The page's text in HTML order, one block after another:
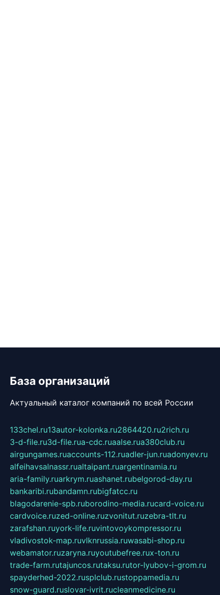
База организаций
Актуальный каталог компаний по всей России
133chel.ru13autor-kolonka.ru2864420.ru2rich.ru
3-d-file.ru3d-file.rua-cdc.ruaalse.rua380club.ru
airgungames.ruaccounts-112.ruadler-jun.ruadonyev.ru
alfeihavsalnassr.rualtaipant.ruargentinamia.ru
aria-family.ruarkrym.ruashanet.rubelgorod-day.ru
bankaribi.rubandamn.rubigfatcc.ru
blagodarenie-spb.ruborodino-media.rucard-voice.ru
cardvoice.ruzed-online.ruzvonitut.ruzebra-tlt.ru
zarafshan.ruyork-life.ruvintovoykompressor.ru
vladivostok-map.ruvlknrussia.ruwasabi-shop.ru
webamator.ruzaryna.ruyoutubefree.rux-ton.ru
trade-farm.rutajuncos.rutaksu.rutor-lyubov-i-grom.ru
spayderhed-2022.rusplclub.rustoppamedia.ru
snow-guard.ruslovar-ivrit.rucleanmedicine.ru